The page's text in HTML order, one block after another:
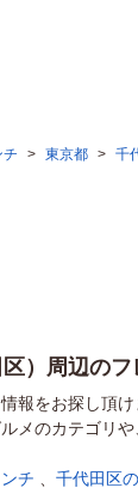
チ > 東京都 > 千
）周辺の
報をお探し頂
メのカテゴリ
チ 千代田区